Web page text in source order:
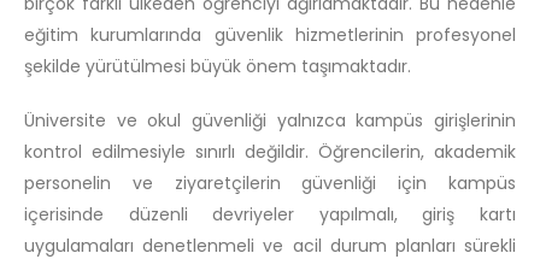
eğitim kurumlarında güvenlik hizmetlerinin profesyonel
şekilde yürütülmesi büyük önem taşımaktadır.
Üniversite ve okul güvenliği yalnızca kampüs girişlerinin
kontrol edilmesiyle sınırlı değildir. Öğrencilerin, akademik
personelin ve ziyaretçilerin güvenliği için kampüs
içerisinde düzenli devriyeler yapılmalı, giriş kartı
uygulamaları denetlenmeli ve acil durum planları sürekli